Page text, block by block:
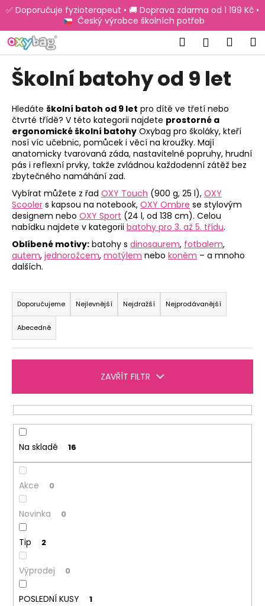
Přejít
na✅ Doporučuje fyzioterapeut • 🚚 Doprava zdarma od 1 199 Kč •
Český výrobce školních potřeb
Hledat
Školní batohy od 9 let
Hledáte školní batoh od 9 let pro dítě ve třetí nebo
čtvrté třídě? V této kategorii najdete prostorné a
ergonomické školní batohy Oxybag pro školáky, kteří
nosí víc učebnic, pomůcek i věcí na kroužky. Mají
anatomicky tvarovaná záda, nastavitelné popruhy, hrudní
pás i reflexní prvky, takže zvládnou každodenní zátěž bez
zbytečného namáhání zad.
Vybírat můžete z řad OXY Touch (900 g, 25 l), OXY
Scooler s kapsou na notebook, OXY Ombre se stylovým
designem nebo OXY Sport (24 l, od 138 cm). Celou
nabídku najdete v kategorii batohy pro 3. až 5. třídu.
Oblíbené motivy: batohy s dinosaurem, fotbalem,
autem, jednorožcem, motýlem nebo koněm – a mnoho
dalších.
Ř
a
z
e
n
r
o
d
u
k
ů
Doporučujeme Nejlevnější Nejdražší Nejprodávanější
Abecedně
ZAVŘÍT FILTR
Na skladě 16
Akce 0
Novinka 0
Tip 2
Výprodej 0
POSLEDNÍ KUSY 1
K
š
í
Zpět
Zpět
C
o
o
t
ř
e
b
u
j
e
t
e
n
j
í
t
?
D
o
p
o
u
m